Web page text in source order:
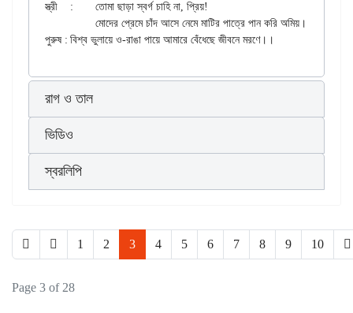
স্ত্রী 	:	তোমা ছাড়া স্বর্গ চাহি না, প্রিয়!
রাগ ও তাল
ভিডিও
স্বরলিপি
1 2 3 4 5 6 7 8 9 10
Page 3 of 28